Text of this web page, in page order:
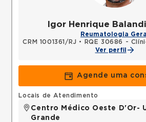
Igor Henrique
Reumatologia Geral
CRM 1001361/RJ • RQE 30686 -
Ver perfil
Agende uma
Locais de Atendimento
Centro Médico Oeste D'Or-
Grande